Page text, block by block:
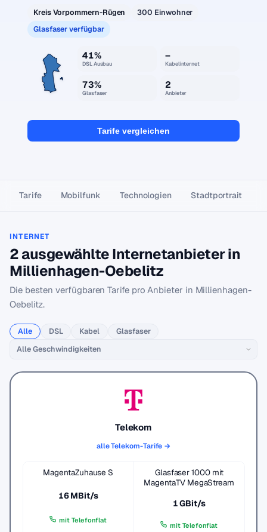
Kreis Vorpommern-Rügen
300 Einwohner
Glasfaser verfügbar
41%
DSL Ausbau
–
Kabelinternet
73%
Glasfaser
2
Anbieter
Tarife vergleichen
Tarife Mobilfunk Technologien Stadtportrait
INTERNET
2 ausgewählte Internetanbieter in
Millienhagen-Oebelitz
Die besten verfügbaren Tarife pro Anbieter in Millienhagen-
Oebelitz.
Alle DSL Kabel Glasfaser
Telekom
alle Telekom-Tarife →
MagentaZuhause S
16 MBit/s
mit Telefonflat
Glasfaser 1000 mit
MagentaTV MegaStream
1 GBit/s
mit Telefonflat